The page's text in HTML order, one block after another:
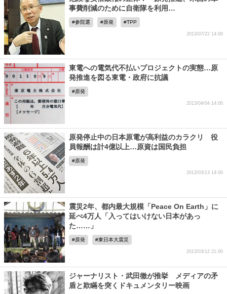
事費削減のために自衛隊を利用…
参院選 原発 TPP
2013/07/22 14:00
東電への電気代不払いプロジェクトの実態…原
発推進を図る東電・政府に抗議
原発
2013/04/04 14:00
原発停止中の日本原電が高利益のカラクリ 役
員報酬は計4億以上…原資は国民負担
原発
2013/03/13 14:00
震災2年、都内最大規模「Peace On Earth」に
延べ4万人「入ってはいけない日本があっ
た……」
原発 東日本大震災
2013/03/12 21:00
ジャーナリスト・武田徹が推挙 メディアの矛
盾と欺瞞を突くドキュメンタリー映画